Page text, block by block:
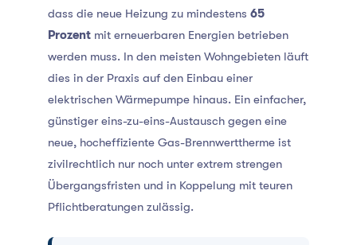
dass die neue Heizung zu mindestens 65
Prozent mit erneuerbaren Energien betrieben
werden muss. In den meisten Wohngebieten läuft
dies in der Praxis auf den Einbau einer
elektrischen Wärmepumpe hinaus. Ein einfacher,
günstiger eins-zu-eins-Austausch gegen eine
neue, hocheffiziente Gas-Brennwerttherme ist
zivilrechtlich nur noch unter extrem strengen
Übergangsfristen und in Koppelung mit teuren
Pflichtberatungen zulässig.